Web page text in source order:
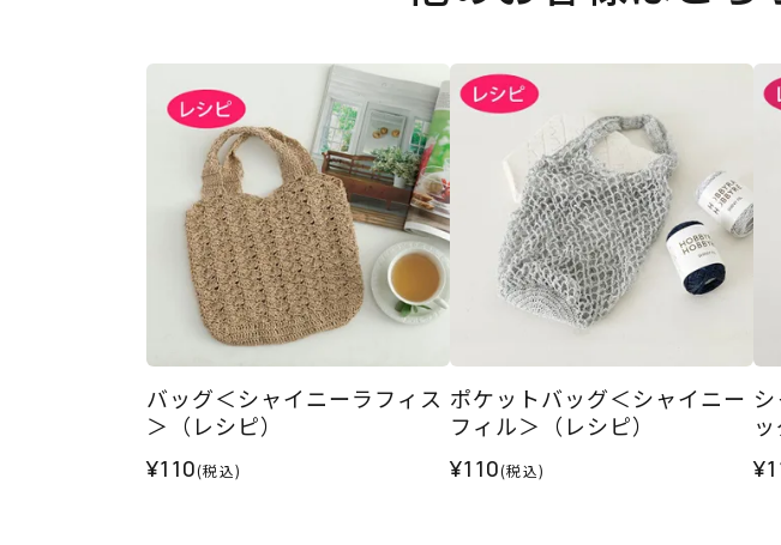
バッグ＜シャイニーラフィス
＞（レシピ）
¥110(税込)
ポケットバッグ＜シャイニー
フィル＞（レシピ）
¥110(税込)